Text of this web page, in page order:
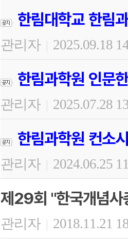
한림대학교 한림
관리자 | 2025.09.18
한림과학원 인문
관리자 | 2025.07.28
한림과학원 컨소
관리자 | 2024.06.25
제29회 "한국개념사
관리자 | 2018.11.21